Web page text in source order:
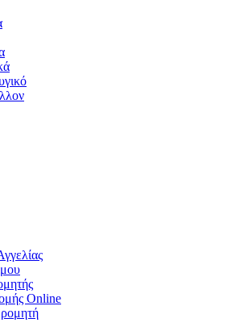
Online